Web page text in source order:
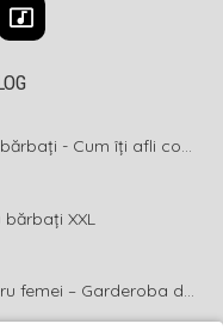
Ghid de mărimi XXL pentru bărbați - Cum îți afli corect măsura și ce înseamnă diferența dintre mărimi
XXL
Idei practice de ținute pentru femei – Garderoba de primăvară 2026 în mărimi mari